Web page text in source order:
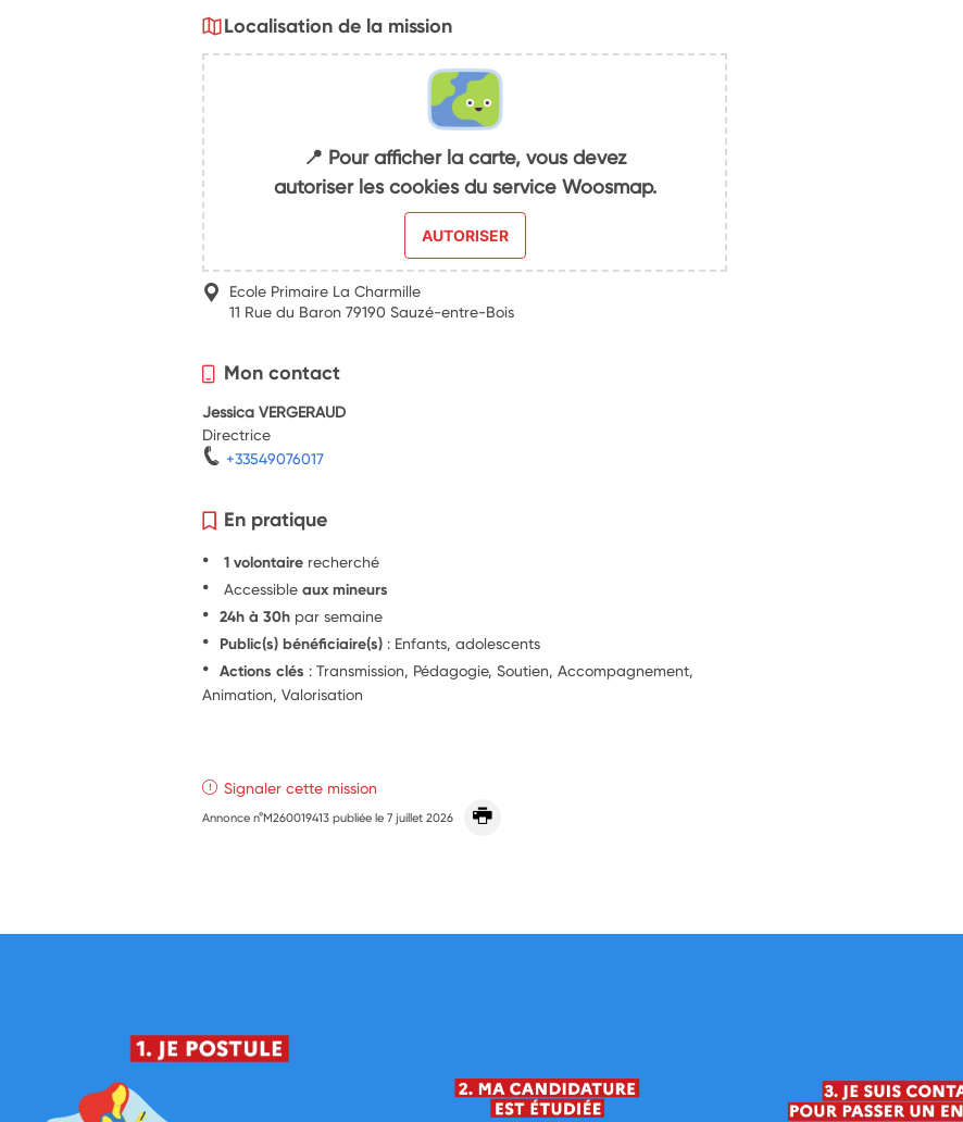
Localisation de la mission
📍 Pour afficher la carte, vous devez
autoriser les cookies du service Woosmap.
AUTORISER
Ecole Primaire La Charmille
11 Rue du Baron 79190 Sauzé-entre-Bois
Mon contact
Jessica VERGERAUD
Directrice
+33549076017
En pratique
1 volontaire recherché
Accessibleaux mineurs
24h à 30h par semaine
Public(s) bénéficiaire(s) : Enfants, adolescents
Actions clés : Transmission, Pédagogie, Soutien, Accompagnement,
Animation, Valorisation
Signaler cette mission
Annonce n°M260019413 publiée le7 juillet 2026